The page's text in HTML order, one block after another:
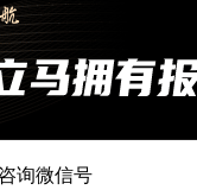
询微信号